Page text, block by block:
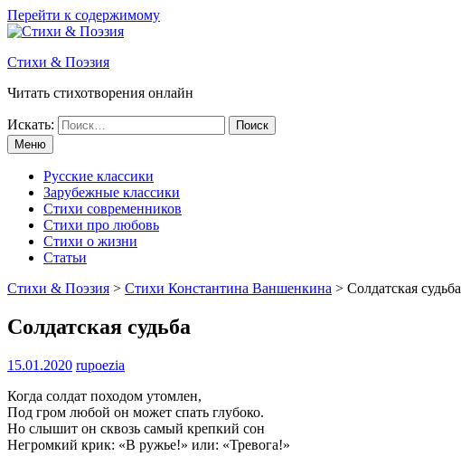
Перейти к содержимому
Стихи & Поэзия
Читать стихотворения онлайн
Искать:
Меню
Русские классики
Зарубежные классики
Стихи современников
Стихи про любовь
Стихи о жизни
Статьи
Стихи & Поэзия > Стихи Константина Ваншенкина > Солдатская судьба
Солдатская судьба
15.01.2020 rupoezia
Когда солдат походом утомлен,
Под гром любой он может спать глубоко.
Но слышит он сквозь самый крепкий сон
Негромкий крик: «В ружье!» или: «Тревога!»